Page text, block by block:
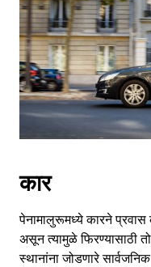
कार
पेनामालुरूमध्ये कारने प्रवास
असून त्यामुळे फिरण्यासाठी
स्थानांना जोडणारे